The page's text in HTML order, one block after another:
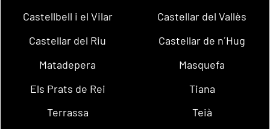
Castellbell i el Vilar
Castellar del Vallès
Castellar del Riu
Castellar de n´Hug
Matadepera
Masquefa
Els Prats de Rei
Tiana
Terrassa
Teià